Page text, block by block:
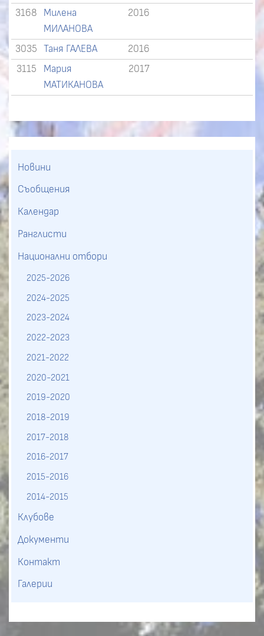
3168
Милена
МИЛАНОВА
2016
3035 Таня ГАЛЕВА
2016
3115
Мария
МАТИКАНОВА
2017
Новини
Съобщения
Календар
Ранглисти
Национални отбори
2025-2026
2024-2025
2023-2024
2022-2023
2021-2022
2020-2021
2019-2020
2018-2019
2017-2018
2016-2017
2015-2016
2014-2015
Клубове
Документи
Контакт
Галерии